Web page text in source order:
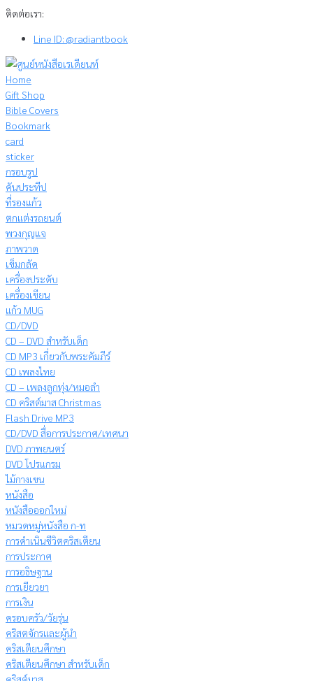
Skip
content
ติดต่อเรา:
Line ID: @radiantbook
Home
Gift Shop
Bible Covers
Bookmark
card
sticker
กรอบรูป
คันประทีป
ที่รองแก้ว
ตกแต่งรถยนต์
พวงกุญแจ
ภาพวาด
เข็มกลัด
เครื่องประดับ
เครื่องเขียน
แก้ว MUG
CD/DVD
CD – DVD สำหรับเด็ก
CD MP3 เกี่ยวกับพระคัมภีร์
CD เพลงไทย
CD – เพลงลูกทุ่ง/หมอลำ
CD คริสต์มาส Christmas
Flash Drive MP3
CD/DVD สื่อการประกาศ/เทศนา
DVD ภาพยนตร์
DVD โปรแกรม
ไม้กางเขน
หนังสือ
หนังสือออกใหม่
หมวดหมู่หนังสือ ก-ท
การดำเนินชีวิตคริสเตียน
การประกาศ
การอธิษฐาน
การเยียวยา
การเงิน
ครอบครัว/วัยรุ่น
คริสตจักรและผู้นำ
คริสเตียนศึกษา
คริสเตียนศึกษา สำหรับเด็ก